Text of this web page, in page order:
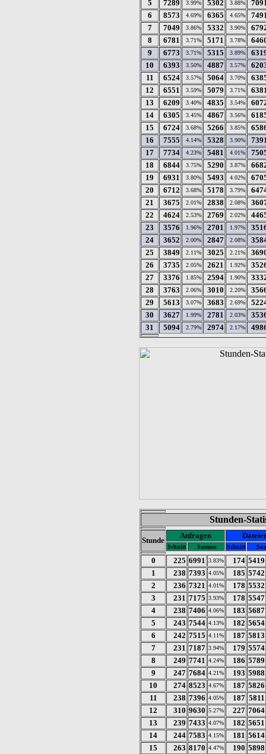
5
7289 3.99% 5302 3.88%
6
8573 4.69% 6365 4.65%
7
7049 3.86% 5332 3.90%
8
6781 3.71% 5171 3.78%
9
6773 3.71% 5315 3.89%
10
6393 3.50% 4887 3.57%
11
6524 3.57% 5064 3.70%
12
6551 3.59% 5079 3.71%
13
6209 3.40% 4835 3.54%
14
6305 3.45% 4867 3.56%
15
6724 3.68% 5266 3.85%
16
7555 4.14% 5328 3.90%
17
7734 4.23% 5481 4.01%
18
6844 3.75% 5290 3.87%
19
6931 3.80% 5493 4.02%
20
6712 3.68% 5178 3.79%
21
3675 2.01% 2838 2.08%
22
4624 2.53% 2769 2.02%
23
3576 1.96% 2701 1.97%
24
3652 2.00% 2847 2.08%
25
3849 2.11% 3025 2.21%
26
3735 2.05% 2621 1.92%
27
3376 1.85% 2594 1.90%
28
3763 2.06% 3010 2.20%
29
5613 3.07% 3683 2.69%
30
3627 1.99% 2781 2.03%
31
5094 2.79% 2974 2.17%
Stunden-
Stunde
Anfragen
Schnitt Summe Schnitt
0 225 6991 3.83% 174 5419
1
238 7393 4.05% 185 5742
2
236 7321 4.01% 178 5532
3
231 7175 3.93% 178 5547
4
238 7406 4.06% 183 5687
5
243 7544 4.13% 182 5654
6
242 7515 4.11% 187 5813
7
231 7187 3.94% 179 5574
8
249 7741 4.24% 186 5789
9
247 7684 4.21% 193 5988
10
274 8523 4.67% 187 5826
11
238 7396 4.05% 187 5811
12
310 9630 5.27% 227 7064
13
239 7433 4.07% 182 5651
14
244 7583 4.15% 181 5614
15
263 8170 4.47% 190 5898